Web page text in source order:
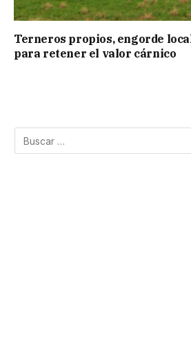
Terneros propios, engorde
para retener el valor cárnico